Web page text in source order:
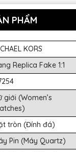
PHẨM
KORS
Replica Fake 1:1
giới (Women’s
tròn (Đính đá)
Pin (Máy Quartz)